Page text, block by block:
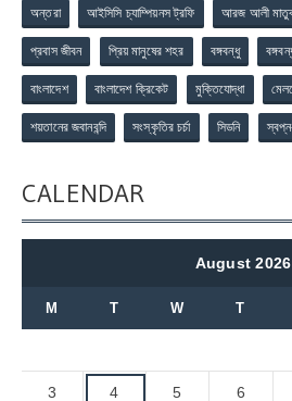
অন্তরা আইসিসি চ্যাম্পিয়নস ট্রফি আরজ আলী
প্রবাস জীবন প্রিয় মানুষের শহর বঙ্গবন্ধু
বাংলাদেশ বাংলাদেশ ক্রিকেট মুক্তিযোদ্ধা
শয়তানের জবানবন্দি সংস্কৃতির চর্চা সিডনি
CALENDAR
August 2026
M T W T
3 4 5 6